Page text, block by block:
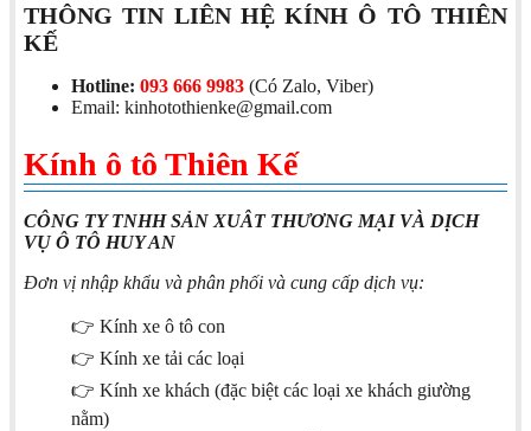
THÔNG TIN LIÊN HỆ KÍNH Ô TÔ THIÊN
KẾ
Hotline: 093 666 9983 (Có Zalo, Viber)
Email: kinhotothienke@gmail.com
Kính ô tô Thiên Kế
CÔNG TY TNHH SẢN XUÂT THƯƠNG MẠI VÀ DỊCH
VỤ Ô TÔ HUY AN
Đơn vị nhập khẩu và phân phối và cung cấp dịch vụ:
👉 Kính xe ô tô con
👉 Kính xe tải các loại
👉 Kính xe khách (đặc biệt các loại xe khách giường
nằm)